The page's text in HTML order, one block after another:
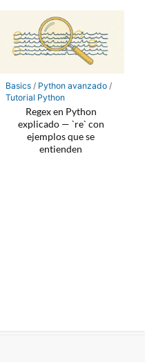
Basics/ Python avanzado/
Tutorial Python
Regex en Python
explicado — `re` con
ejemplos que se
entienden